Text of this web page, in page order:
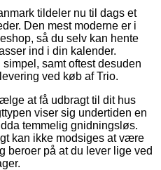
tildeler nu til dags et
Den mest moderne er i
så du selv kan hente
ind i din kalender.
samt oftest desuden
ved køb af Trio.
at få udbragt til dit hus
viser sig undertiden en
temmelig gnidningsløs.
kan ikke modsiges at være
beroer på at du lever lige ved